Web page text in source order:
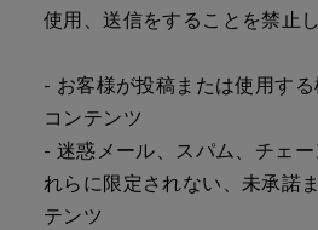
使用、送信をすることを禁止し
- お客様が投稿または使用す
コンテンツ
- 迷惑メール、スパム、チェ
れらに限定されない、未承諾
テンツ